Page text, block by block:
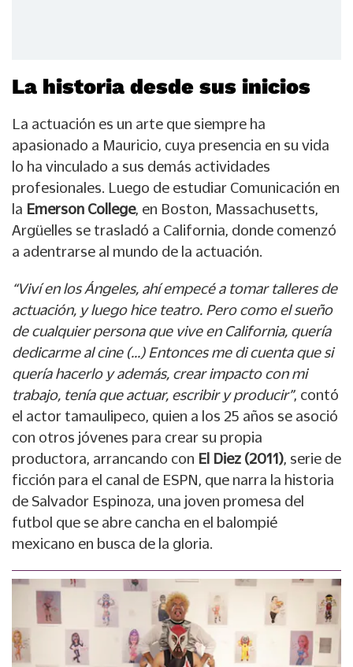
La historia desde sus inicios
La actuación es un arte que siempre ha
apasionado a Mauricio, cuya presencia en su vida
lo ha vinculado a sus demás actividades
profesionales. Luego de estudiar Comunicación en
la Emerson College, en Boston, Massachusetts,
Argüelles se trasladó a California, donde comenzó
a adentrarse al mundo de la actuación.
“Viví en los Ángeles, ahí empecé a tomar talleres de
actuación, y luego hice teatro. Pero como el sueño
de cualquier persona que vive en California, quería
dedicarme al cine (…) Entonces me di cuenta que si
quería hacerlo y además, crear impacto con mi
trabajo, tenía que actuar, escribir y producir”, contó
el actor tamaulipeco, quien a los 25 años se asoció
con otros jóvenes para crear su propia
productora, arrancando con El Diez (2011), serie de
ficción para el canal de ESPN, que narra la historia
de Salvador Espinoza, una joven promesa del
futbol que se abre cancha en el balompié
mexicano en busca de la gloria.